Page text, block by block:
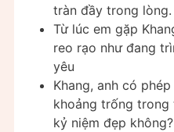
tràn đầy trong lòng.
Từ lúc em gặp
reo rạo như đang
yêu
Khang, anh có
khoảng trống trong
kỷ niệm đẹp không?